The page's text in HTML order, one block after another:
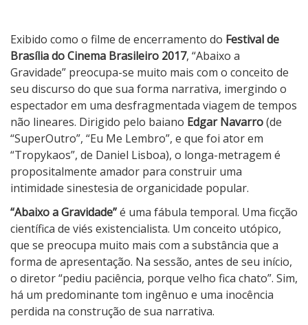
Exibido como o filme de encerramento do Festival de
Brasília do Cinema Brasileiro 2017, “Abaixo a
Gravidade” preocupa-se muito mais com o conceito de
seu discurso do que sua forma narrativa, imergindo o
espectador em uma desfragmentada viagem de tempos
não lineares. Dirigido pelo baiano Edgar Navarro(de
“SuperOutro”, “Eu Me Lembro”, e que foi ator em
“Tropykaos”, de Daniel Lisboa), o longa-metragem é
propositalmente amador para construir uma
intimidade sinestesia de organicidade popular.
“Abaixo a Gravidade”é uma fábula temporal. Uma ficção
científica de viés existencialista. Um conceito utópico,
que se preocupa muito mais com a substância que a
forma de apresentação. Na sessão, antes de seu início,
o diretor “pediu paciência, porque velho fica chato”. Sim,
há um predominante tom ingênuo e uma inocência
perdida na construção de sua narrativa.